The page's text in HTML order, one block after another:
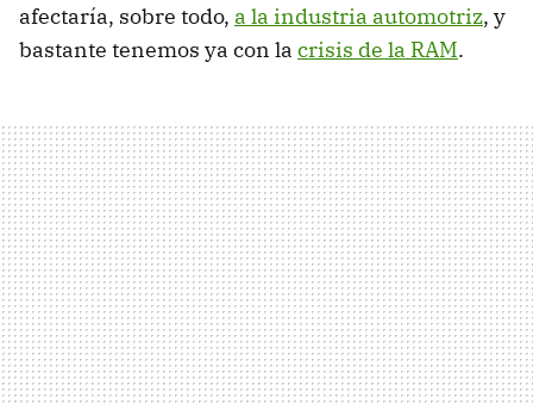
afectaría, sobre todo, a la industria automotriz, y
bastante tenemos ya con la crisis de la RAM.